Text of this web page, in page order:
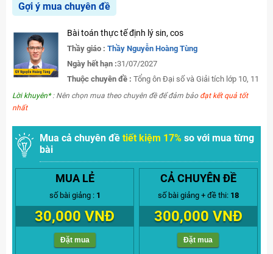
Gợi ý mua chuyên đề
Bài toán thực tế định lý sin, cos
Thầy giáo : Thầy Nguyễn Hoàng Tùng
Ngày hết hạn :31/07/2027
Thuộc chuyên đề : Tổng ôn Đại số và Giải tích lớp 10, 11
Lời khuyên*: Nên chọn mua theo chuyên đề để đảm bảo đạt kết quả tốt
nhất
Mua cả chuyên đề tiết kiệm 17% so với mua từng
bài
MUA LẺ
số bài giảng : 1
30,000 VNĐ
Đặt mua
CẢ CHUYÊN ĐỀ
số bài giảng + đề thi: 18
300,000 VNĐ
Đặt mua